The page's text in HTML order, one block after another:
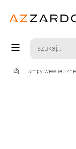
Lampy wewnętrzne